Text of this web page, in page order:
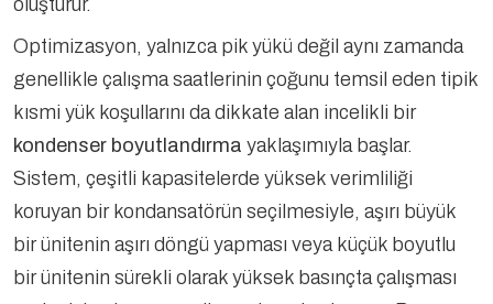
oluşturur.
Optimizasyon, yalnızca pik yükü değil aynı zamanda
genellikle çalışma saatlerinin çoğunu temsil eden tipik
kısmi yük koşullarını da dikkate alan incelikli bir
kondenser boyutlandırma yaklaşımıyla başlar.
Sistem, çeşitli kapasitelerde yüksek verimliliği
koruyan bir kondansatörün seçilmesiyle, aşırı büyük
bir ünitenin aşırı döngü yapması veya küçük boyutlu
bir ünitenin sürekli olarak yüksek basınçta çalışması